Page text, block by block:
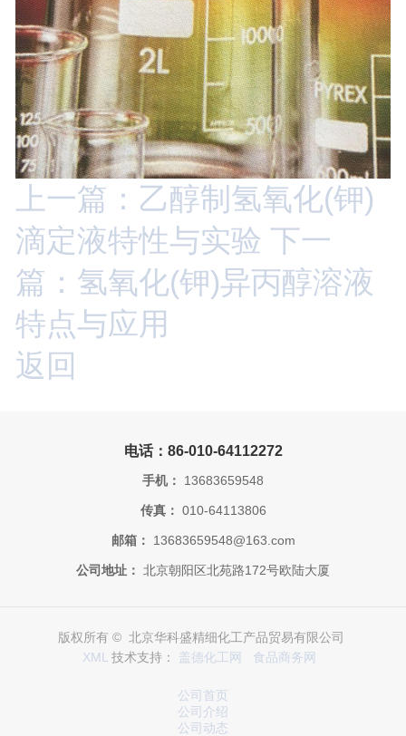
上一篇：乙醇制氢氧化(钾)
滴定液特性与实验 下一
篇：氢氧化(钾)异丙醇溶液
特点与应用
返回
电话：86-010-64112272
手机： 13683659548
传真： 010-64113806
邮箱： 13683659548@163.com
公司地址： 北京朝阳区北苑路172号欧陆大厦
版权所有 © 北京华科盛精细化工产品贸易有限公司
XML 技术支持： 盖德化工网 食品商务网
公司首页
公司介绍
公司动态